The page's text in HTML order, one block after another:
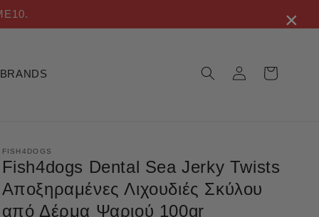
BRANDS Σύνδεση Καλάθι
FISH4DOGS
Fish4dogs Dental Sea Jerky Twists
Αποξηραμένες Λιχουδιές Σκύλου
από Δέρμα Ψαριού 100gr
×